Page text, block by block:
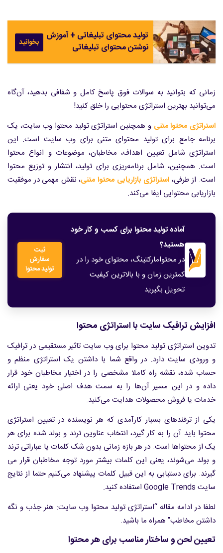
تولید محتوای تبلیغاتی + آموزش
نوشتن محتوای تبلیغاتی
بخوانید
زمانی که بتوانید به سوالات فوق پاسخ کامل و شفافی بدهید، آن‌گاه
می‌توانید بهترین استراتژی محتوایی را خلق کنید!
استراتژی محتوا متنی و همچنین استراتژی تولید محتوا وب سایت، یک
برنامه جامع برای تولید محتوای متنی برای وب سایت است. این
استراتژی شامل تعیین اهداف، مخاطبان، موضوعات و انواع محتوا
است. همچنین، شامل برنامه‌ریزی برای تولید، انتشار و توزیع محتوا
است. از طرفی، استراتژی بازاریابی محتوا متنی، نقش مهمی در موفقیت
بازاریابی محتوایی ایفا می‌کند.
آماده تولید محتوا برای کسب و کار خود
هستید؟
در محتوامارکتینگ، محتوای خود را در
کمترین زمان و با بالاترین کیفیت
تحویل بگیرید
ثبت
سفارش
تولید محتوا
افزایش ترافیک سایت با استراتژی محتوا
تدوین استراتژی تولید محتوا برای وب سایت تاثیر مستقیمی در ترافیک
و ورودی سایت دارد. در واقع شما با داشتن یک استراتژی منظم و
حساب شده، نقشه راه کاملا مشخصی را در اختیار مخاطبان خود قرار
داده و در این مسیر آن‌ها را به سمت هدف اصلی خود یعنی ارائه
خدمات یا فروش محصولات هدایت می‌کنید.
یکی از ترفندهای بسیار کارآمدی که هر نویسنده در تعیین استراتژی
محتوا باید آن را به کار گیرد، انتخاب عناوین ترند و بولد شده برای هر
یک از محتواها است. در هر بازه زمانی بدون شک کلمات یا عباراتی ترند
و بولد می‌شوند، یعنی این کلمات بیشتر مورد توجه مخاطبان قرار می
گیرند. برای دستیابی به این قبیل کلمات پیشنهاد می‌کنیم حتما از نتایج
سایت Google Trends استفاده کنید.
لطفا در ادامه مقاله “استراتژی تولید محتوا وب سایت: هنر جذب و نگه
داشتن مخاطب” همراه ما باشید.
تعیین لحن و ساختار مناسب برای هر محتوا